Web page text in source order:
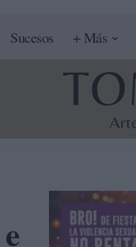
Sucesos + Más